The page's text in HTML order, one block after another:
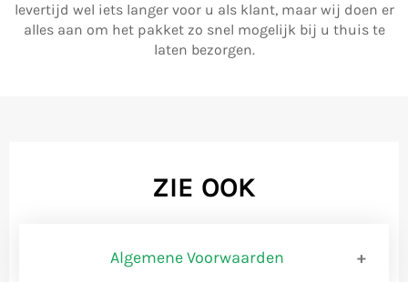
levertijd wel iets langer voor u als klant, maar wij doen er
alles aan om het pakket zo snel mogelijk bij u thuis te
laten bezorgen.
ZIE OOK
Algemene Voorwaarden